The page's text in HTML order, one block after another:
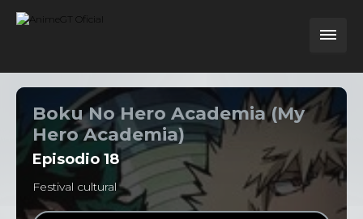
Boku No Hero Academia (My
Hero Academia)
Episodio 18
Festival cultural